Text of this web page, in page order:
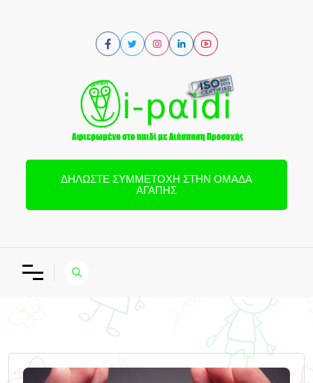
ΔΗΛΏΣΤΕ ΣΥΜΜΕΤΟΧΉ ΣΤΗΝ ΟΜΆΔΑ
ΑΓΆΠΗΣ